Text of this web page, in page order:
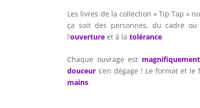
Les livres de la collection « Tip Tap »
ça soit des personnes, du cadre
l’ouvertureet à latolérance.
Chaque ouvrage est magnifiquement
douceurs’en dégage ! Le format et
mains.